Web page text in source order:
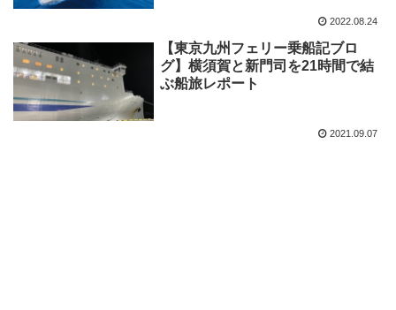
2022.08.24
【東京九州フェリー乗船記ブロ
グ】横須賀と新門司を21時間で結
ぶ船旅レポート
2021.09.07